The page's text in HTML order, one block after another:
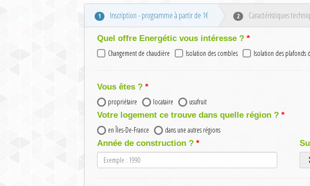
1 Inscription - programme à partir de 1€ 2 Caractéristiques
Quel offre Energétic vous intéresse ?
Changement de chaudière
Isolation des combles Isolation des plafonds
Vous êtes ?
propriétaire
locataire
usufruit
Votre logement ce trouve dans quelle région ?
en Îles-De-France
dans une autres régions
Année de construction ?